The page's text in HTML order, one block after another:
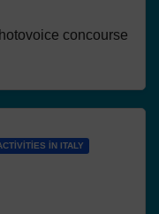
concourse
IN ITALY